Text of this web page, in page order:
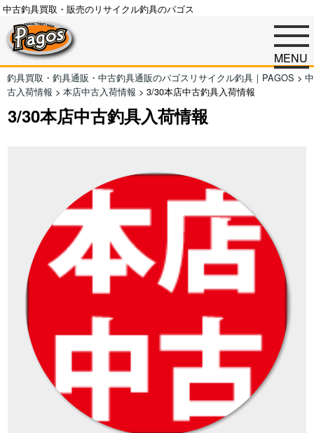
中古釣具買取・販売のリサイクル釣具のパゴス
MENU
釣具買取・釣具通販・中古釣具通販のパゴスリサイクル釣具｜PAGOS > 中
古入荷情報 > 本店中古入荷情報 > 3/30本店中古釣具入荷情報
3/30本店中古釣具入荷情報